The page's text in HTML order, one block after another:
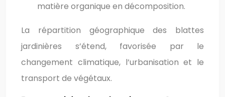
matière organique en décomposition.
La répartition géographique des blattes
jardinières s’étend, favorisée par le
changement climatique, l’urbanisation et le
transport de végétaux.